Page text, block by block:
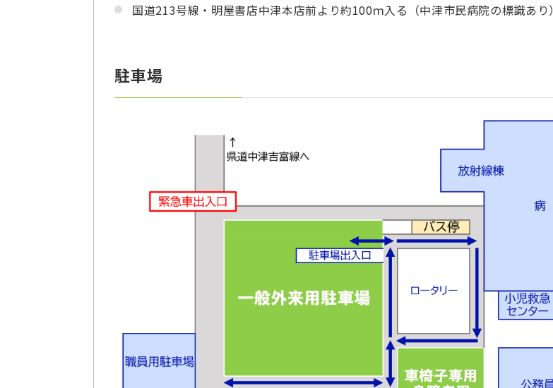
国道213号線・明屋書店中津本店前より約100ｍ入る（中津市民病院の標識あり）
駐車場